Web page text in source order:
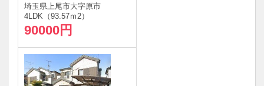
埼玉県上尾市大字原市
4LDK（93.57ｍ 2）
90000円